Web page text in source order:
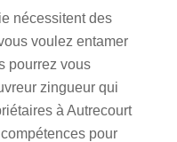
nécessitent des
voulez entamer
pourrez vous
zingueur qui
à Autrecourt
pour